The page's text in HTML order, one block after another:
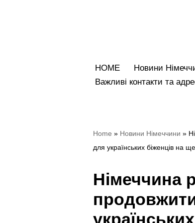
HOME
Новини
Bажливі контакти та
Home » Новини Німеччини »
для українських біженців на
Німеччина